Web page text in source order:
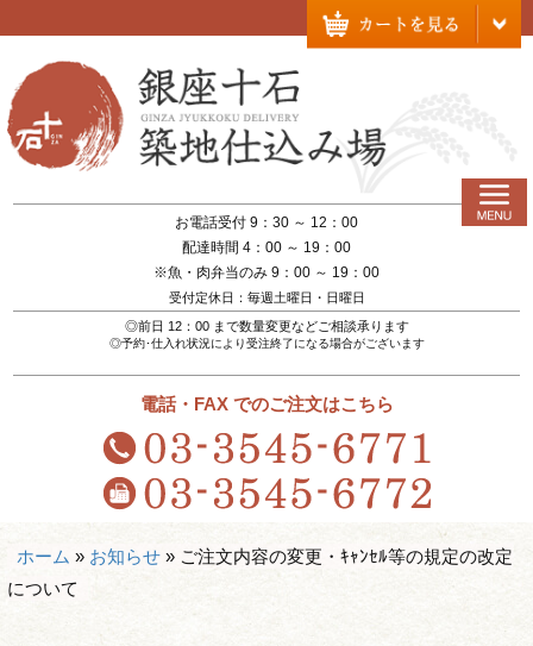
お電話受付 9：30 ～ 12：00
配達時間 4：00 ～ 19：00
※魚・肉弁当のみ 9：00 ～ 19：00
受付定休日：毎週土曜日・日曜日
◎前日 12：00 まで数量変更などご相談承ります
◎予約･仕入れ状況により受注終了になる場合がございます
電話・FAX でのご注文はこちら
ホーム » お知らせ » ご注文内容の変更・ｷｬﾝｾﾙ等の規定の改定
について